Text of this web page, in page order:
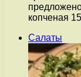
копченая
Салаты